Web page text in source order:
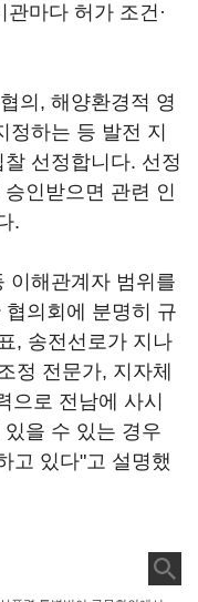
마다 허가 조건·
의, 해양환경적 영
하는 등 발전 지
선정합니다. 선정
인받으면 관련 인
.
이해관계자 범위를
의회에 분명히 규
, 송전선로가 지나
정 전문가, 지자체
으로 전남에 사시
을 수 있는 경우
고 있다"고 설명했